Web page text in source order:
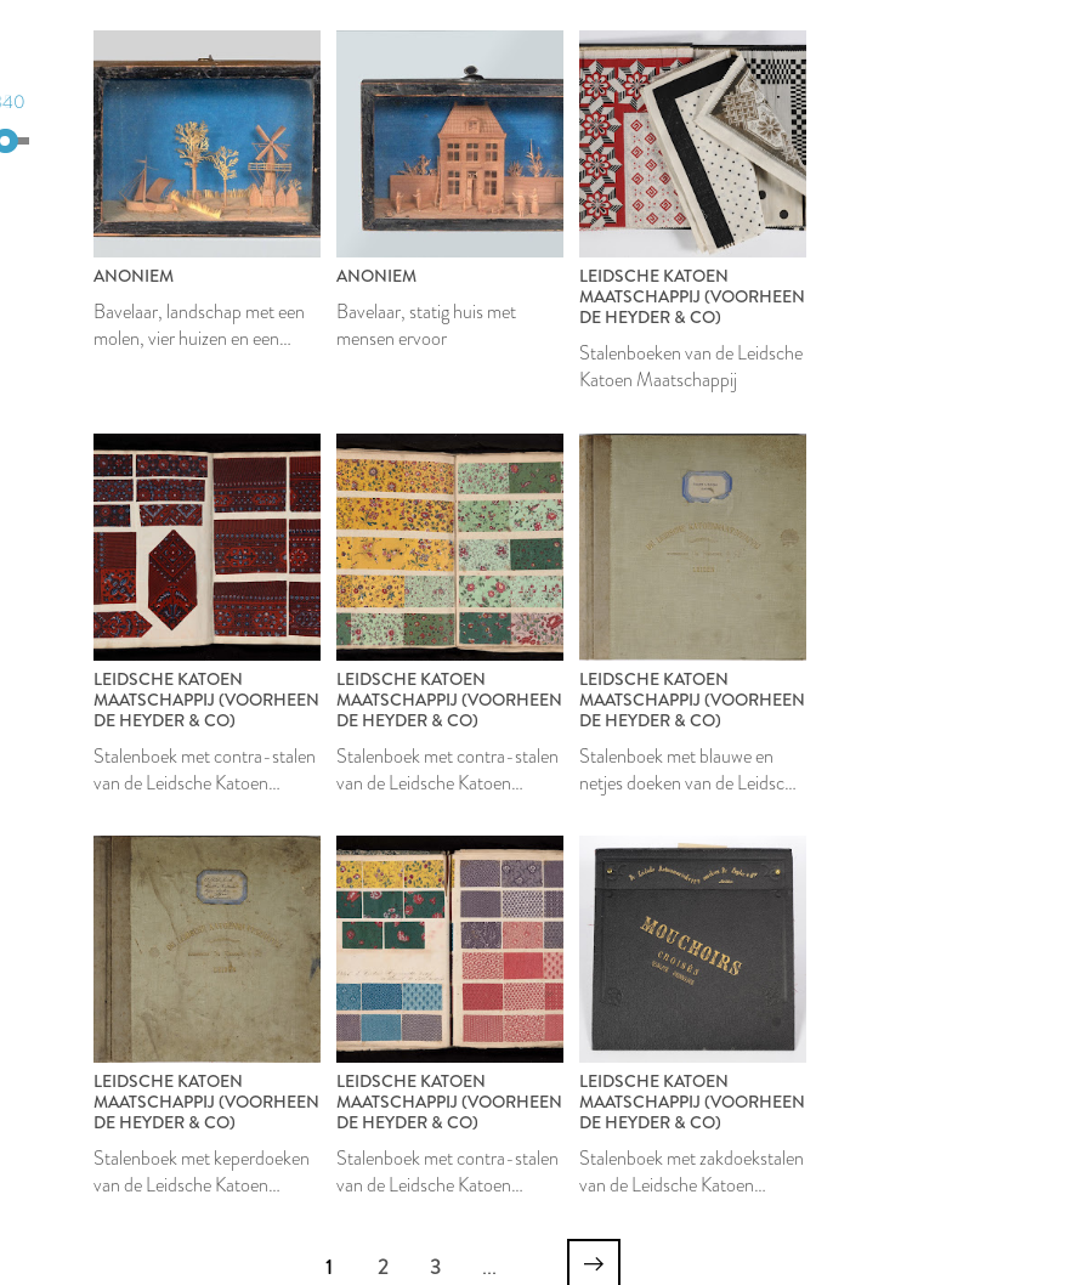
ANONIEM
Bavelaar, landschap met een
molen, vier huizen en een
ANONIEM
Bavelaar, statig huis met
mensen ervoor
LEIDSCHE KATOEN
MAATSCHAPPIJ (VOORHEEN
DE HEYDER & CO)
Stalenboeken van de Leidsche
Katoen Maatschappij
LEIDSCHE KATOEN
MAATSCHAPPIJ (VOORHEEN
DE HEYDER & CO)
Stalenboek met contra-stalen
van de Leidsche Katoen
LEIDSCHE KATOEN
MAATSCHAPPIJ (VOORHEEN
DE HEYDER & CO)
Stalenboek met contra-stalen
van de Leidsche Katoen
LEIDSCHE KATOEN
MAATSCHAPPIJ (VOORHEEN
DE HEYDER & CO)
Stalenboek met blauwe en
netjes doeken van de Leidsche
LEIDSCHE KATOEN
MAATSCHAPPIJ (VOORHEEN
DE HEYDER & CO)
Stalenboek met keperdoeken
van de Leidsche Katoen
LEIDSCHE KATOEN
MAATSCHAPPIJ (VOORHEEN
DE HEYDER & CO)
Stalenboek met contra-stalen
van de Leidsche Katoen
LEIDSCHE KATOEN
MAATSCHAPPIJ (VOORHEEN
DE HEYDER & CO)
Stalenboek met zakdoekstalen
van de Leidsche Katoen
1 2 3 ...